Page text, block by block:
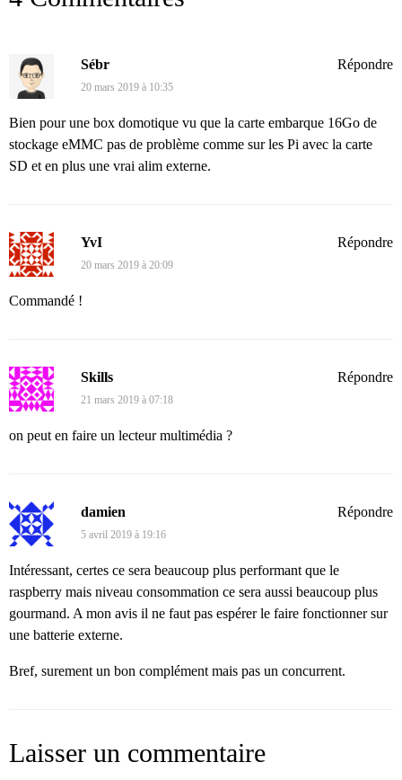
Sébr
20 mars 2019 à 10:35
Bien pour une box domotique vu que la carte embarque 16Go de
stockage eMMC pas de problème comme sur les Pi avec la carte
SD et en plus une vrai alim externe.
Répondre
YvI
20 mars 2019 à 20:09
Commandé !
Répondre
Skills
21 mars 2019 à 07:18
on peut en faire un lecteur multimédia ?
Répondre
damien
5 avril 2019 à 19:16
Intéressant, certes ce sera beaucoup plus performant que le
raspberry mais niveau consommation ce sera aussi beaucoup plus
gourmand. A mon avis il ne faut pas espérer le faire fonctionner sur
une batterie externe.
Bref, surement un bon complément mais pas un concurrent.
Répondre
Laisser un commentaire